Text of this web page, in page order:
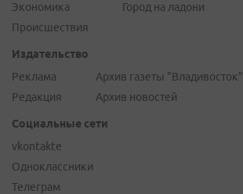
Экономика
Происшествия
Город на ладони
Издательство
Реклама
Редакция
Архив газеты "Владивосток"
Архив новостей
Социальные сети
vkontakte
Одноклассники
Телеграм